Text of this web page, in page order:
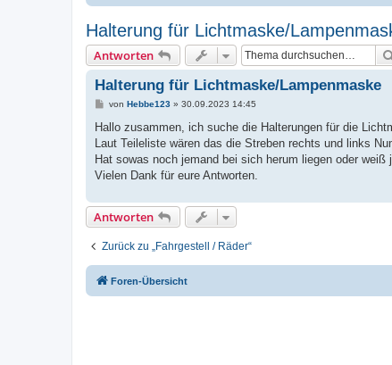
Halterung für Lichtmaske/
Antworten
Halterung für Lichtmaske/Lampenmaske
B
i
r
a
von Hebbe123» 30.09.2023 14:45
Hallo zusammen, ich suche die Halterungen für die
Laut Teileliste wären das die Streben rechts und links
Hat sowas noch jemand bei sich herum liegen oder
Vielen Dank für eure Antworten.
Antworten
Zurück zu „Fahrgestell / Räder“
Foren-Übersicht